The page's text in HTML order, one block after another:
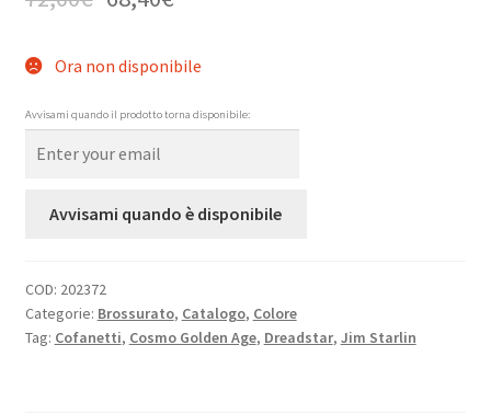
Ora non disponibile
Avvisami quando il prodotto torna disponibile:
Avvisami quando è disponibile
COD: 202372
Categorie: Brossurato, Catalogo, Colore
Tag: Cofanetti, Cosmo Golden Age, Dreadstar, Jim Starlin